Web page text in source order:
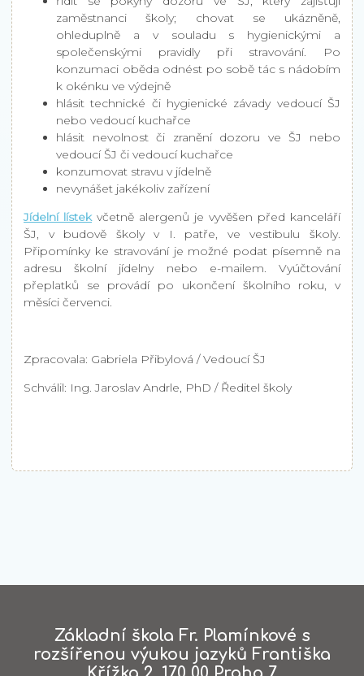
zaměstnanci školy; chovat se ukázněně,
ohleduplně a v souladu s hygienickými a
společenskými pravidly při stravování. Po
konzumaci oběda odnést po sobě tác s nádobím
k okénku ve výdejně
hlásit technické či hygienické závady vedoucí ŠJ
nebo vedoucí kuchařce
hlásit nevolnost či zranění dozoru ve ŠJ nebo
vedoucí ŠJ či vedoucí kuchařce
konzumovat stravu v jídelně
nevynášet jakékoliv zařízení
Jídelní lístekvčetně alergenů je vyvěšen před kanceláří
ŠJ, v budově školy v I. patře, ve vestibulu školy.
Připomínky ke stravování je možné podat písemně na
adresu školní jídelny nebo e-mailem. Vyúčtování
přeplatků se provádí po ukončení školního roku, v
měsíci červenci.
Zpracovala: Gabriela Přibylová / Vedoucí ŠJ
Schválil: Ing. Jaroslav Andrle, PhD / Ředitel školy
Základní škola Fr. Plamínkové s
rozšířenou výukou jazyků Františka